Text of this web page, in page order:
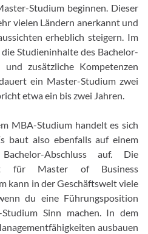
Studium beginnen. Dieser
vielen Ländern anerkannt und
erheblich steigern. Im
Studieninhalte des Bachelor-
zusätzliche Kompetenzen
ein Master-Studium zwei
etwa ein bis zwei Jahren.
MBA-Studium handelt es sich
baut also ebenfalls auf einem
Abschluss auf. Die
für Master of Business
kann in der Geschäftswelt viele
du eine Führungsposition
Sinn machen. In dem
ausbauen